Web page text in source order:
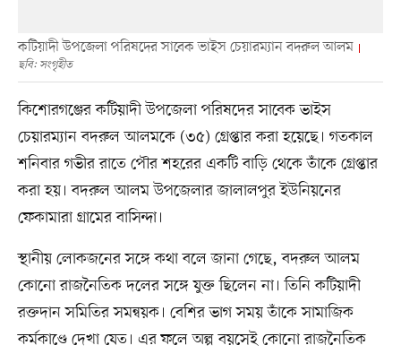
কটিয়াদী উপজেলা পরিষদের সাবেক ভাইস চেয়ারম্যান বদরুল আলম
ছবি: সংগৃহীত
কিশোরগঞ্জের কটিয়াদী উপজেলা পরিষদের সাবেক ভাইস
চেয়ারম্যান বদরুল আলমকে (৩৫) গ্রেপ্তার করা হয়েছে। গতকাল
শনিবার গভীর রাতে পৌর শহরের একটি বাড়ি থেকে তাঁকে গ্রেপ্তার
করা হয়। বদরুল আলম উপজেলার জালালপুর ইউনিয়নের
ফেকামারা গ্রামের বাসিন্দা।
স্থানীয় লোকজনের সঙ্গে কথা বলে জানা গেছে, বদরুল আলম
কোনো রাজনৈতিক দলের সঙ্গে যুক্ত ছিলেন না। তিনি কটিয়াদী
রক্তদান সমিতির সমন্বয়ক। বেশির ভাগ সময় তাঁকে সামাজিক
কর্মকাণ্ডে দেখা যেত। এর ফলে অল্প বয়সেই কোনো রাজনৈতিক